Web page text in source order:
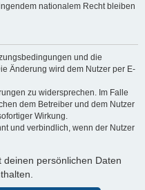
nationalem Recht bleiben
und die
Änderung wird dem Nutzer per E-
zu widersprechen. Im Falle
dem Betreiber und dem Nutzer
Wirkung.
und verbindlich, wenn der Nutzer
persönlichen Daten